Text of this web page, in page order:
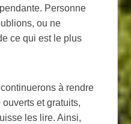
Personne
ou ne
ce qui est le plus
à rendre
ouverts et gratuits,
les lire. Ainsi,